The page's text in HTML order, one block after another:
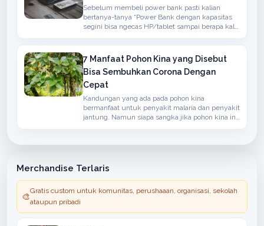
Sebelum membeli power bank pasti kalian
bertanya-tanya “Power Bank dengan kapasitas
segini bisa ngecas HP/tablet sampai berapa kali
7 Manfaat Pohon Kina yang Disebut
Bisa Sembuhkan Corona Dengan
Cepat
Kandungan yang ada pada pohon kina
bermanfaat untuk penyakit malaria dan penyakit
jantung. Namun siapa sangka jika pohon kina ini
Merchandise Terlaris
🎨
Gratis custom untuk komunitas, perushaaan, organisasi, sekolah
ataupun pribadi